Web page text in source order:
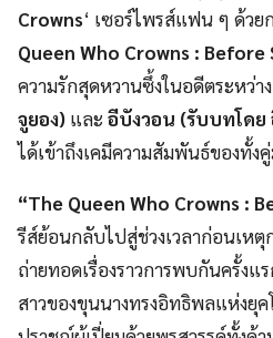
Crowns‘ เซอร์ไพรส์แฟน ๆ ด้ว
Queen Who Crowns : Before
ความรักสุดหวานซึ้งในอดีตระหว่าง
จูยอง) และ อีบังวอน (รับบทโด
ได้เข้าถึงเคมีความสัมพันธ์ของทั้ง
“The Queen Who Crowns :
รีส์ย้อนกลับไปสู่ช่วงเวลาก่อนเห
ถ่ายทอดเรื่องราวการพบกันครั้งแ
สาวของขุนนางทรงอิทธิพลแห่งยุค